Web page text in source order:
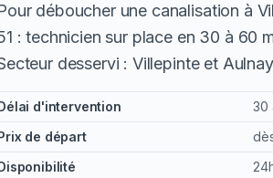
déboucher une canalisation à
: technicien sur place en 30 à 60
desservi : Villepinte et
d'intervention
30
de départ